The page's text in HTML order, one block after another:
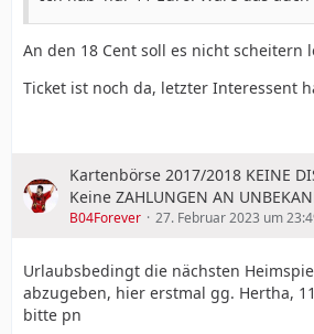
An den 18 Cent soll es nicht scheitern
Ticket ist noch da, letzter Interessent
Kartenbörse 2017/2018 KEINE
Keine ZAHLUNGEN AN
B04Forever 27. Februar 2023 um
Urlaubsbedingt die nächsten
abzugeben, hier erstmal gg. Hertha,
bitte pn